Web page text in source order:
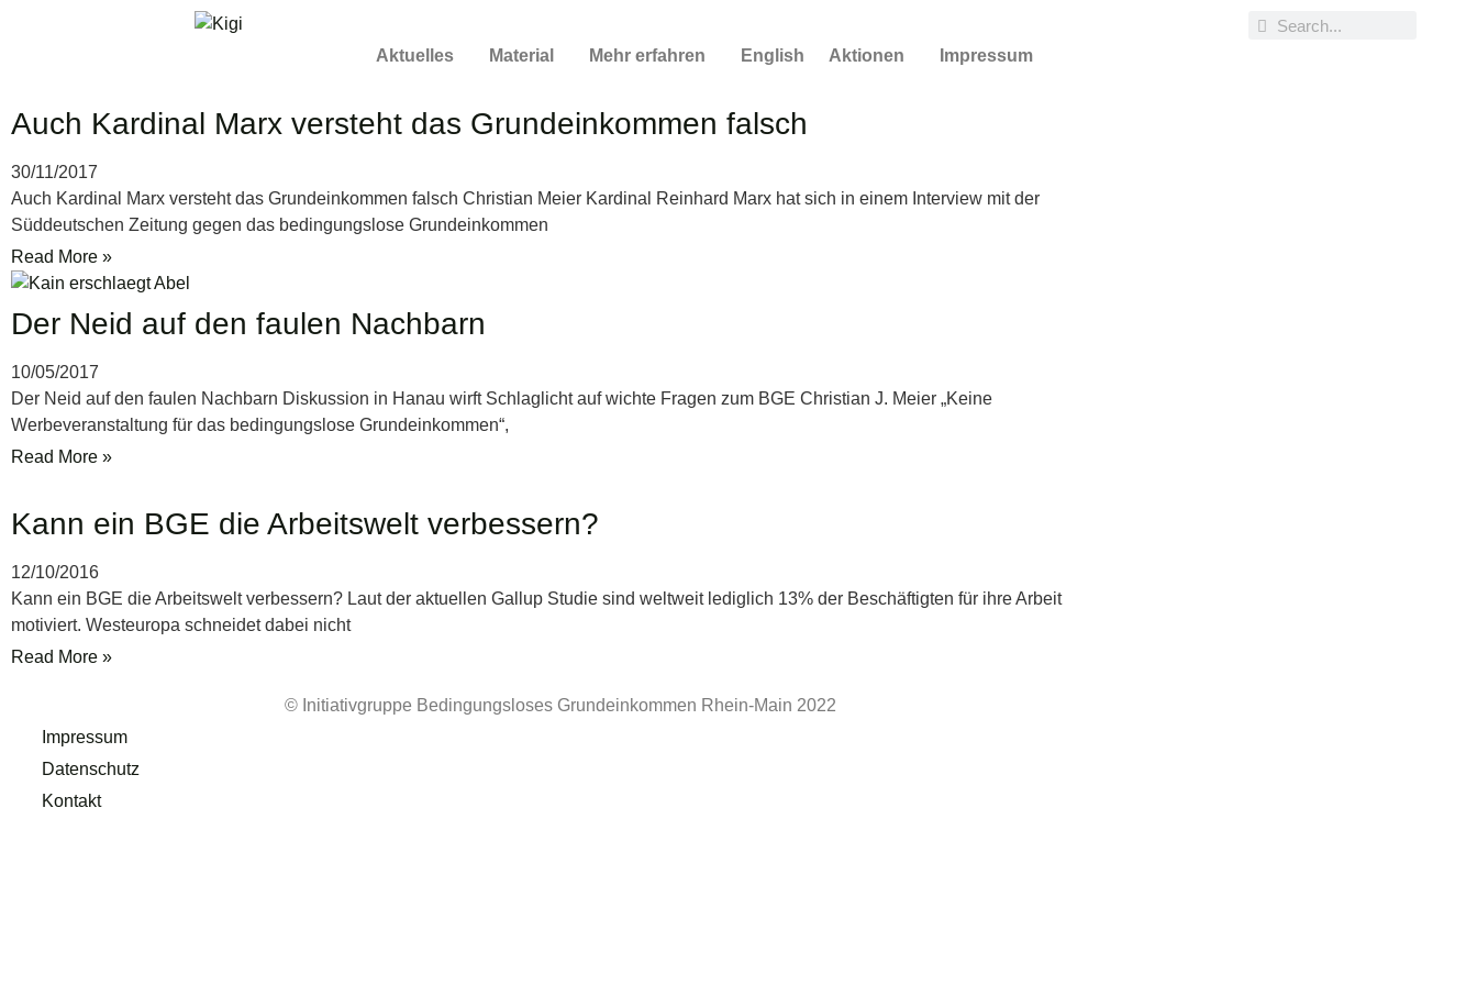
Aktuelles Material Mehr erfahren English Aktionen Impressum
Auch Kardinal Marx versteht das Grundeinkommen falsch
30/11/2017
Auch Kardinal Marx versteht das Grundeinkommen falsch Christian Meier Kardinal Reinhard Marx hat sich in einem Interview mit der
Süddeutschen Zeitung gegen das bedingungslose Grundeinkommen
Read More »
Der Neid auf den faulen Nachbarn
10/05/2017
Der Neid auf den faulen Nachbarn Diskussion in Hanau wirft Schlaglicht auf wichte Fragen zum BGE Christian J. Meier „Keine
Werbeveranstaltung für das bedingungslose Grundeinkommen“,
Read More »
Kann ein BGE die Arbeitswelt verbessern?
12/10/2016
Kann ein BGE die Arbeitswelt verbessern? Laut der aktuellen Gallup Studie sind weltweit lediglich 13% der Beschäftigten für ihre Arbeit
motiviert. Westeuropa schneidet dabei nicht
Read More »
© Initiativgruppe Bedingungsloses Grundeinkommen Rhein-Main 2022
Impressum
Datenschutz
Kontakt